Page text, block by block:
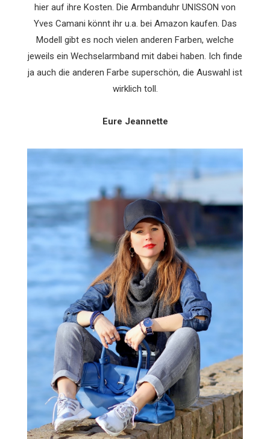
hier auf ihre Kosten. Die Armbanduhr UNISSON von
Yves Camani könnt ihr u.a. bei Amazon kaufen. Das
Modell gibt es noch vielen anderen Farben, welche
jeweils ein Wechselarmband mit dabei haben. Ich finde
ja auch die anderen Farbe superschön, die Auswahl ist
wirklich toll.
Eure Jeannette